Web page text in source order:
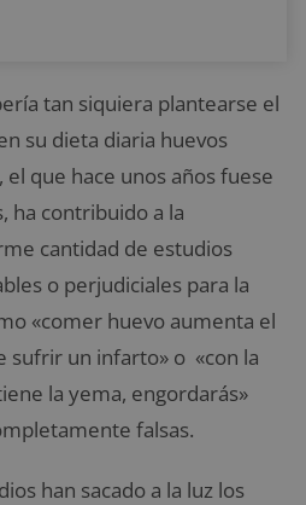
tan siquiera plantearse el
su dieta diaria huevos
que hace unos años fuese
ha contribuido a la
cantidad de estudios
o perjudiciales para la
«comer huevo aumenta el
sufrir un infarto» o «con la
la yema, engordarás»
falsas.
han sacado a la luz los